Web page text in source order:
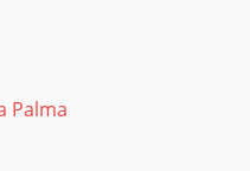
Palma